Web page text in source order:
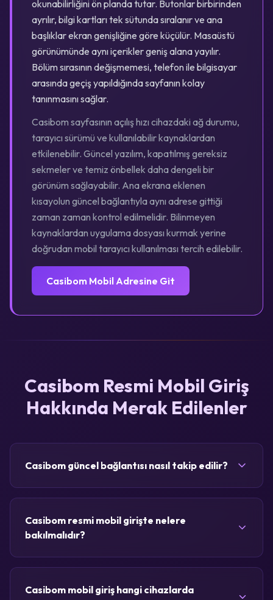
okunabilirliğini ön planda tutar. Butonlar birbirinden
ayrılır, bilgi kartları tek sütunda sıralanır ve ana
başlıklar ekran genişliğine göre küçülür. Masaüstü
görünümünde aynı içerikler geniş alana yayılır.
Bölüm sırasının değişmemesi, telefon ile bilgisayar
arasında geçiş yapıldığında sayfanın kolay
tanınmasını sağlar.
Casibom sayfasının açılış hızı cihazdaki ağ durumu,
tarayıcı sürümü ve kullanılabilir kaynaklardan
etkilenebilir. Güncel yazılım, kapatılmış gereksiz
sekmeler ve temiz önbellek daha dengeli bir
görünüm sağlayabilir. Ana ekrana eklenen
kısayolun güncel bağlantıyla aynı adrese gittiği
zaman zaman kontrol edilmelidir. Bilinmeyen
kaynaklardan uygulama dosyası kurmak yerine
doğrudan mobil tarayıcı kullanılması tercih edilebilir.
Casibom Mobil Adresine Git
Casibom Resmi Mobil Giriş
Hakkında Merak Edilenler
Casibom güncel bağlantısı nasıl takip edilir?
Casibom resmi mobil girişte nelere
bakılmalıdır?
Casibom mobil giriş hangi cihazlarda